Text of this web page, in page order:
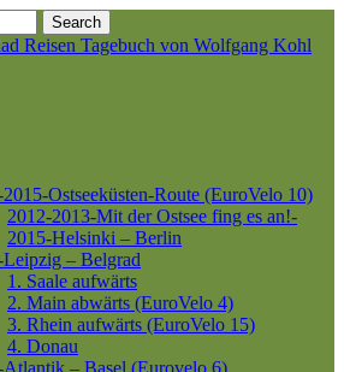
Search
Ostseeküsten-Route (EuroVelo 10)
2012-2013-Mit der Ostsee fing es an!-
2015-Helsinki – Berlin
Leipzig – Belgrad
1. Saale aufwärts
2. Main abwärts (EuroVelo 4)
3. Rhein aufwärts (EuroVelo 15)
4. Donau
Atlantik – Basel (Eurovelo 6)